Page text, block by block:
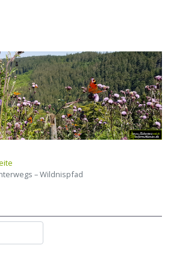
– Wildnispfad